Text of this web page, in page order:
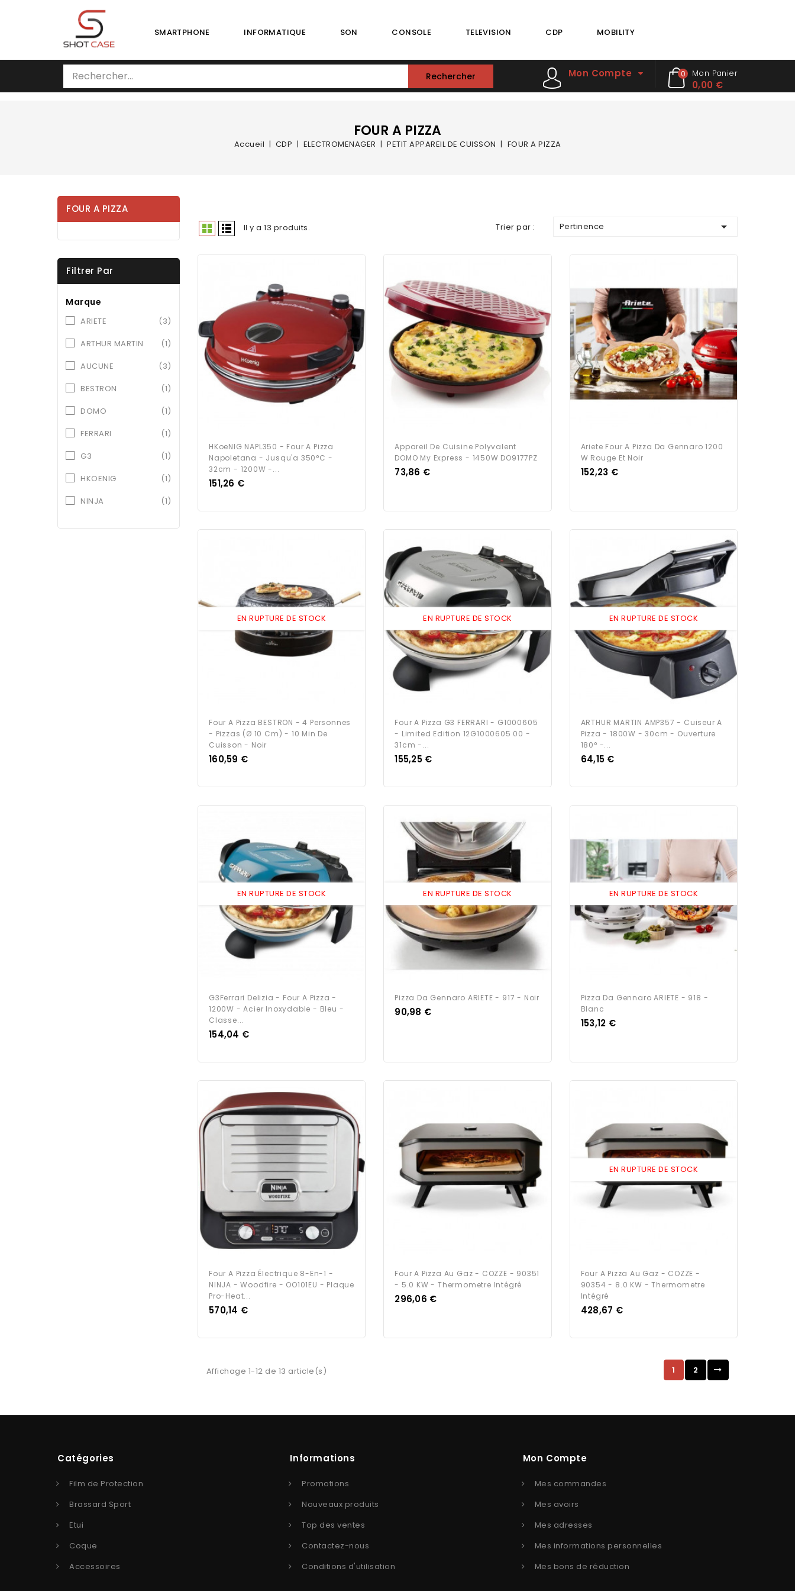
SMARTPHONE INFORMATIQUE SON CONSOLE TELEVISION CDP MOBILITY
Mon Panier
0,00 €
0
Mon Compte
Rechercher
FOUR A PIZZA
Accueil CDP ELECTROMENAGER PETIT APPAREIL DE CUISSON FOUR A PIZZA
FOUR A PIZZA
Filtrer Par
Marque
ARIETE
(3)
ARTHUR MARTIN
(1)
AUCUNE
(3)
BESTRON
(1)
DOMO
(1)
FERRARI
(1)
G3
(1)
HKOENIG
(1)
NINJA
(1)
Il y a 13 produits. Trier par : Pertinence 
HKoeNIG NAPL350 - Four A Pizza
Napoletana - Jusqu'a 350°C -
32cm - 1200W -...
Prix
151,26 €
Appareil De Cuisine Polyvalent
DOMO My Express - 1450W DO9177PZ
Prix
73,86 €
Ariete Four A Pizza Da Gennaro 1200
W Rouge Et Noir
Prix
152,23 €
EN RUPTURE DE STOCK
Four A Pizza BESTRON - 4 Personnes
- Pizzas (Ø 10 Cm) - 10 Min De
Cuisson - Noir
Prix
160,59 €
EN RUPTURE DE STOCK
Four A Pizza G3 FERRARI - G1000605
- Limited Edition 12G1000605 00 -
31cm -...
Prix
155,25 €
EN RUPTURE DE STOCK
ARTHUR MARTIN AMP357 - Cuiseur A
Pizza - 1800W - 30cm - Ouverture
180° -...
Prix
64,15 €
EN RUPTURE DE STOCK
G3Ferrari Delizia - Four A Pizza -
1200W - Acier Inoxydable - Bleu -
Classe...
Prix
154,04 €
EN RUPTURE DE STOCK
Pizza Da Gennaro ARIETE - 917 - Noir
Prix
90,98 €
EN RUPTURE DE STOCK
Pizza Da Gennaro ARIETE - 918 -
Blanc
Prix
153,12 €
Four A Pizza Électrique 8-En-1 -
NINJA - Woodfire - OO101EU - Plaque
Pro-Heat...
Prix
570,14 €
Four A Pizza Au Gaz - COZZE - 90351
- 5.0 KW - Thermometre Intégré
Prix
296,06 €
EN RUPTURE DE STOCK
Four A Pizza Au Gaz - COZZE -
90354 - 8.0 KW - Thermometre
Intégré
Prix
428,67 €
Affichage 1-12 de 13 article(s) 1 2
Catégories
Film de Protection
Brassard Sport
Etui
Coque
Accessoires
Informations
Promotions
Nouveaux produits
Top des ventes
Contactez-nous
Conditions d'utilisation
Mon Compte
Mes commandes
Mes avoirs
Mes adresses
Mes informations personnelles
Mes bons de réduction